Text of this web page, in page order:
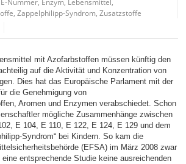
,Zappelphilipp-Syndrom ,Zusatzstoffe
mit Azofarbstoffen müssen künftig den
auf die Aktivität und Konzentration von
Dies hat das Europäische Parlament mit der
die Genehmigung von
Aromen und Enzymen verabschiedet. Schon
mögliche Zusammenhänge zwischen
E 104, E 110, E 122, E 124, E 129 und dem
Syndrom“ bei Kindern. So kam die
(EFSA) im März 2008 zwar
entsprechende Studie keine ausreichenden